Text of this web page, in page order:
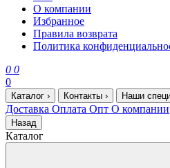
О компании
Избранное
Правила возврата
Политика
0 0
0
Каталог › Контакты › Наши
Доставка Оплата Опт О компании
Назад
Каталог